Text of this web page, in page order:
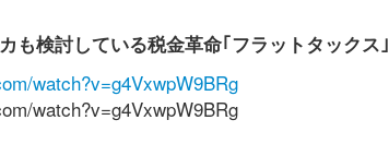
も検討している税金革命｢フラットタックス｣
watch?v=g4VxwpW9BRg
watch?v=g4VxwpW9BRg